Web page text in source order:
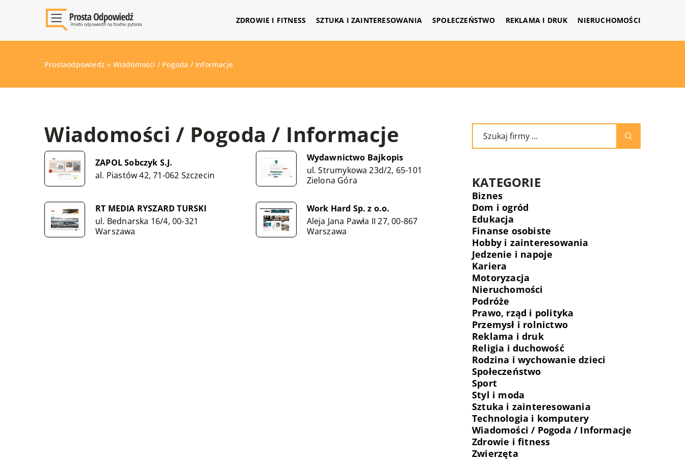
ZDROWIE I FITNESS SZTUKA I ZAINTERESOWANIA SPOŁECZEŃSTWO REKLAMA I DRUK NIERUCHOMOŚCI
Prostaodpowiedz » Wiadomości / Pogoda / Informacje
Wiadomości / Pogoda / Informacje
ZAPOL Sobczyk S.J.
al. Piastów 42, 71-062 Szczecin
Wydawnictwo Bajkopis
ul. Strumykowa 23d/2, 65-101
Zielona Góra
RT MEDIA RYSZARD TURSKI
ul. Bednarska 16/4, 00-321
Warszawa
Work Hard Sp. z o.o.
Aleja Jana Pawła II 27, 00-867
Warszawa
KATEGORIE
Biznes
Dom i ogród
Edukacja
Finanse osobiste
Hobby i zainteresowania
Jedzenie i napoje
Kariera
Motoryzacja
Nieruchomości
Podróże
Prawo, rząd i polityka
Przemysł i rolnictwo
Reklama i druk
Religia i duchowość
Rodzina i wychowanie dzieci
Społeczeństwo
Sport
Styl i moda
Sztuka i zainteresowania
Technologia i komputery
Wiadomości / Pogoda / Informacje
Zdrowie i fitness
Zwierzęta